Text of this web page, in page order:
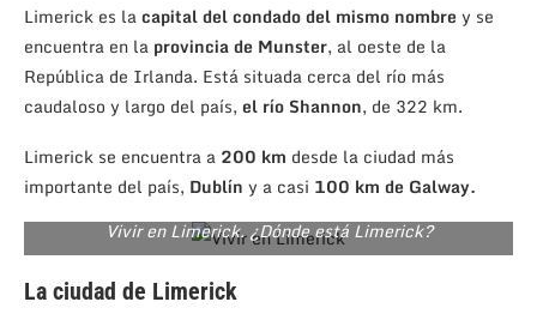
Limerick es lacapital del condado del mismo nombre y se
encuentra en la provincia de Munster, al oeste de la
República de Irlanda. Está situada cerca del río más
caudaloso y largo del país, el río Shannon, de 322 km.
Limerick se encuentra a 200 km desde la ciudad más
importante del país, Dublín y a casi 100 km de Galway.
Vivir en Limerick. ¿Dónde está Limerick?
La ciudad de Limerick